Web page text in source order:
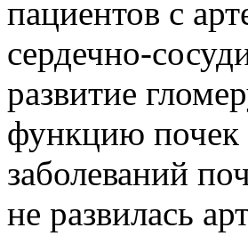
пациентов с
сердечно-
развитие
функцию почек
заболеваний
не развилась